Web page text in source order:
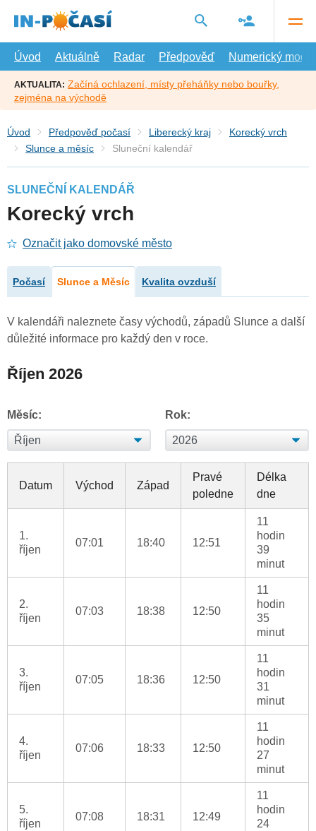
hlavní
Úvod
Aktuálně Radar Předpověď Numerický model
AKTUALITA: Začíná ochlazení, místy přeháňky nebo bouřky,
zejména na východě
Úvod Předpověď počasí Liberecký kraj
Korecký vrch
Slunce a měsíc
Sluneční kalendář
SLUNEČNÍ KALENDÁŘ
Korecký vrch
Označit jako domovské město
Počasí Slunce a Měsíc Kvalita ovzduší
V kalendáři naleznete časy východů, západů Slunce a další
důležité informace pro každý den v roce.
Říjen 2026
Měsíc: Rok:
Datum Východ Západ
Pravé
poledne
Délka
dne
1.
říjen
07:01 18:40 12:51
11
hodin
39
minut
2.
říjen
07:03 18:38 12:50
11
hodin
35
minut
3.
říjen
07:05 18:36 12:50
11
hodin
31
minut
4.
říjen
07:06 18:33 12:50
11
hodin
27
minut
5.
říjen
07:08 18:31 12:49
11
hodin
24